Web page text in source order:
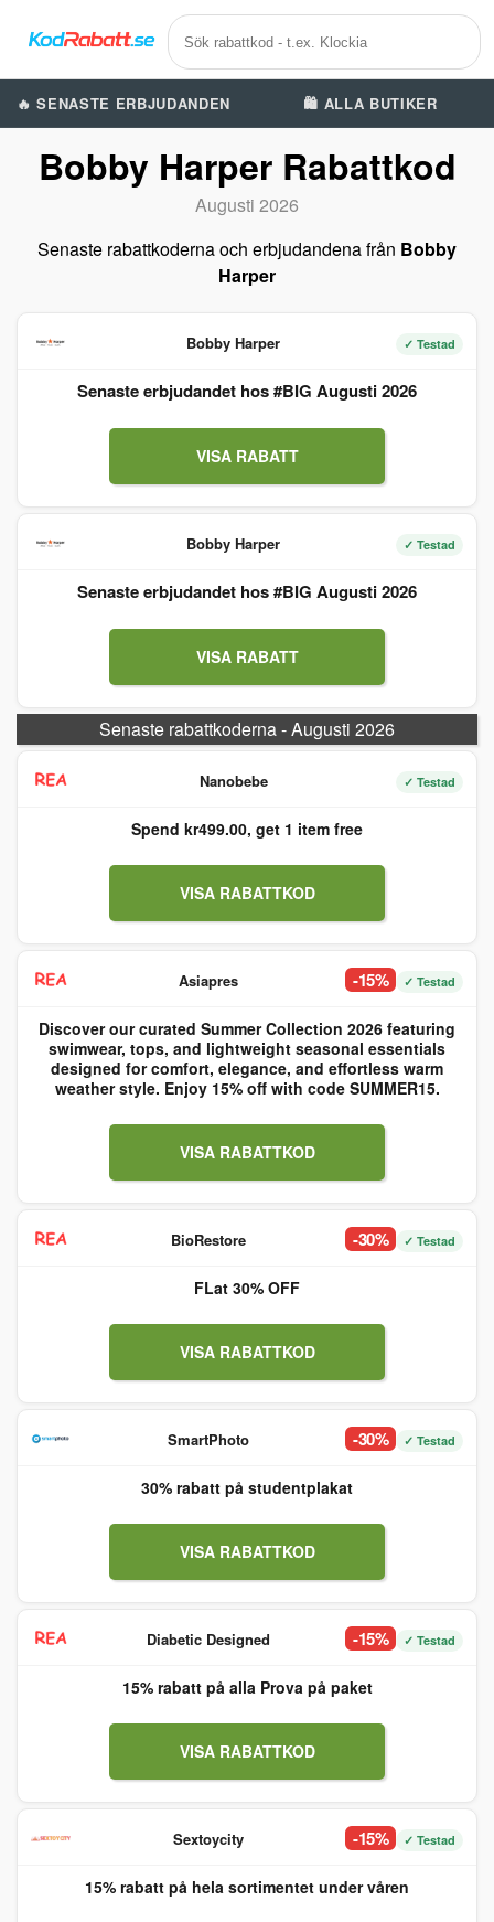
🔥 SENASTE ERBJUDANDEN 🛍️ ALLA BUTIKER
Bobby Harper Rabattkod
Augusti 2026
Senaste rabattkoderna och erbjudandena från Bobby
Harper
Bobby Harper ✓ Testad
Senaste erbjudandet hos #BIG Augusti 2026
VISA RABATT
Bobby Harper ✓ Testad
Senaste erbjudandet hos #BIG Augusti 2026
VISA RABATT
Senaste rabattkoderna - Augusti 2026
Nanobebe ✓ Testad
Spend kr499.00, get 1 item free
VISA RABATTKOD
Asiapres -15% ✓ Testad
Discover our curated Summer Collection 2026 featuring
swimwear, tops, and lightweight seasonal essentials
designed for comfort, elegance, and effortless warm
weather style. Enjoy 15% off with code SUMMER15.
VISA RABATTKOD
BioRestore -30% ✓ Testad
FLat 30% OFF
VISA RABATTKOD
SmartPhoto -30% ✓ Testad
30% rabatt på studentplakat
VISA RABATTKOD
Diabetic Designed -15% ✓ Testad
15% rabatt på alla Prova på paket
VISA RABATTKOD
Sextoycity -15% ✓ Testad
15% rabatt på hela sortimentet under våren